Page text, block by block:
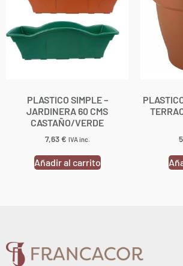
PLASTICO SIMPLE –
JARDINERA 60 CMS
CASTAÑO/VERDE
7,63€ IVA inc.
Añadir al carrito